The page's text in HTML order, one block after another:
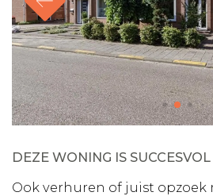
DEZE WONING IS
Ook verhuren of juist opzoek